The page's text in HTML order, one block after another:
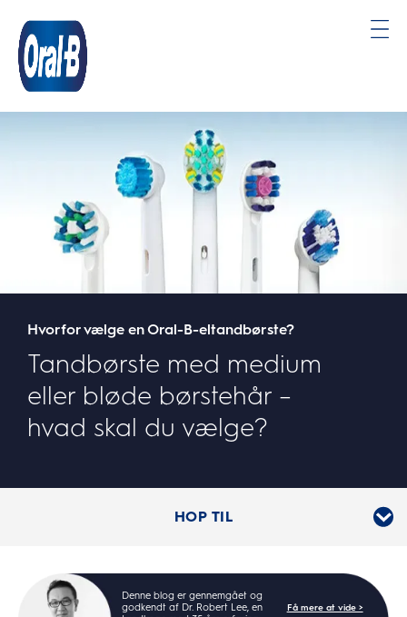
Hvorfor vælge en Oral-B-eltandbørste?
Tandbørste med medium
eller bløde børstehår –
hvad skal du vælge?
HOP TIL
Denne blog er gennemgået og
godkendt af Dr. Robert Lee, en
Få mere at vide >